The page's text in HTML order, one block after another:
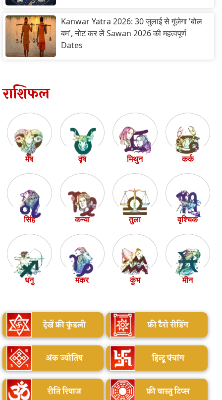
Kanwar Yatra 2026: 30 जुलाई से गूंजेगा 'बोल
बम', नोट कर लें Sawan 2026 की महत्वपूर्ण
Dates
राशिफल
मेष वृष मिथुन कर्क
सिंह कन्या तुला वृश्चिक
धनु मकर कुंभ मीन
देखें फ्री कुंडली फ्री टैरो रीडिंग
अंक ज्योतिष हिन्दू पंचांग
रीति रिवाज फ्री वास्तु टिप्स